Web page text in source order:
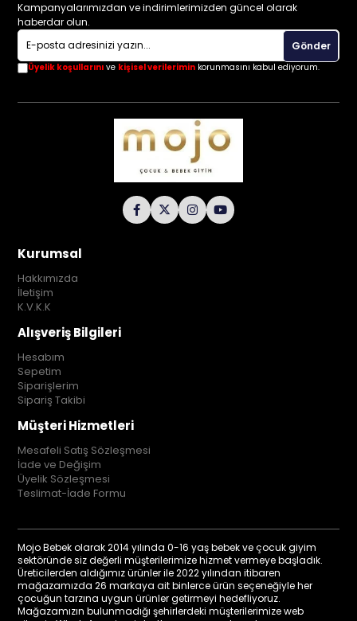
Kampanyalarımızdan ve indirimlerimizden güncel olarak
haberdar olun.
Gönder
Üyelik koşullarını ve kişisel verilerimin korunmasını kabul ediyorum.
Kurumsal
Hakkımızda
İletişim
K.V.K.K
Alışveriş Bilgileri
Hesabım
Sepetim
Siparişlerim
Sipariş Takibi
Müşteri Hizmetleri
Mesafeli Satış Sözleşmesi
İade ve Değişim
Üyelik Sözleşmesi
Teslimat-İade Formu
Mojo Bebek olarak 2014 yılında 0-16 yaş bebek ve çocuk giyim
sektöründe siz değerli müşterilerimize hizmet vermeye başladık.
Üreticilerden aldığımız ürünler ile 2022 yılından itibaren
mağazamızda 26 markaya ait binlerce ürün seçeneğiyle her
çocuğun tarzına uygun ürünler getirmeyi hedefliyoruz.
Mağazamızın bulunmadığı şehirlerdeki müşterilerimize web